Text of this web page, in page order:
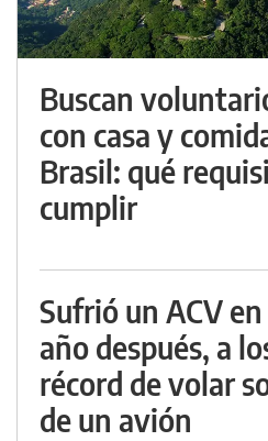
Buscan
con casa y
Brasil: qué
cumplir
Sufrió un ACV
año después, a
récord de volar
de un avión